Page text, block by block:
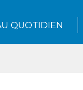
QUOTIDIEN